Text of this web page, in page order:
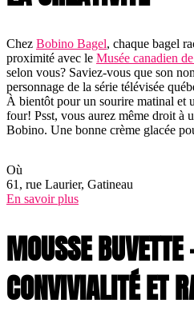
Chez Bobino Bagel, chaque bagel
proximité avec le Musée canadien
selon vous? Saviez-vous que son
personnage de la série télévisée
À bientôt pour un sourire matinal et
four! Psst, vous aurez même droit à
Bobino. Une bonne crème glacée
Où
61, rue Laurier, Gatineau
En savoir plus
MOUSSE BUVETTE
CONVIVIALITÉ ET